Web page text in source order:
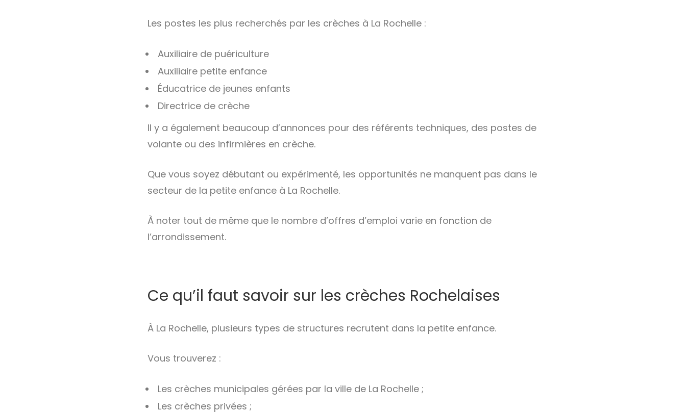
Les postes les plus recherchés par les crèches à La Rochelle :
Auxiliaire de puériculture
Auxiliaire petite enfance
Éducatrice de jeunes enfants
Directrice de crèche
Il y a également beaucoup d’annonces pour des référents techniques, des postes de
volante ou des infirmières en crèche.
Que vous soyez débutant ou expérimenté, les opportunités ne manquent pas dans le
secteur de la petite enfance à La Rochelle.
À noter tout de même que le nombre d’offres d’emploi varie en fonction de
l’arrondissement.
Ce qu’il faut savoir sur les crèches Rochelaises
À La Rochelle, plusieurs types de structures recrutent dans la petite enfance.
Vous trouverez :
Les crèches municipales gérées par la ville de La Rochelle ;
Les crèches privées ;